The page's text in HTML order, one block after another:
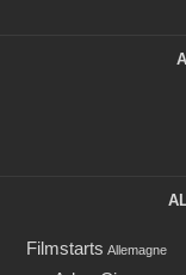
Filmstarts Allemagne